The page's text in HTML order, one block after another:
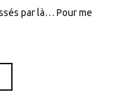
par là… Pour me